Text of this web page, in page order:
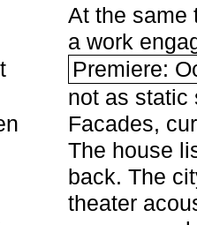
At the same
a work
Premiere:
not as static
Facades,
The house
back. The
theater